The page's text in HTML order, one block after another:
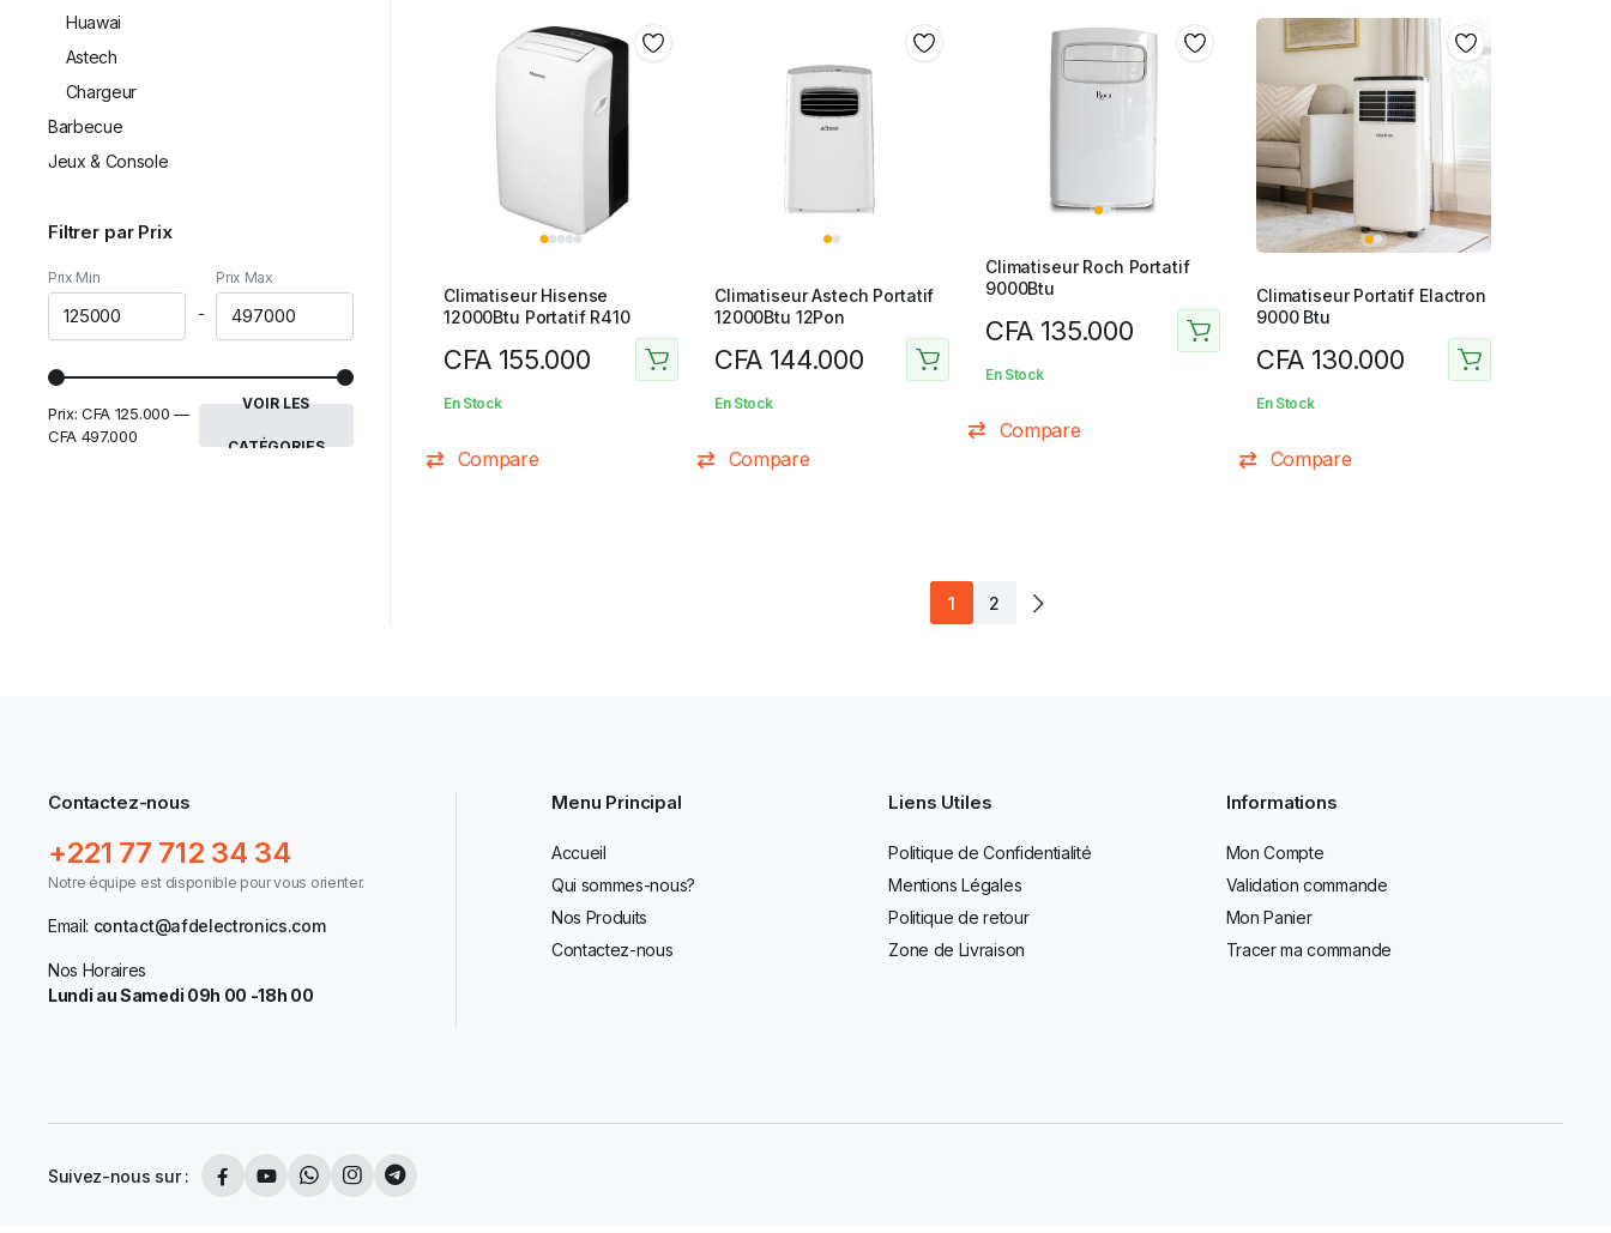
Climatiseur Hisense
12000Btu Portatif R410
CFA 155.000
En Stock
Compare
Climatiseur Astech Portatif
12000Btu 12Pon
CFA 144.000
En Stock
Compare
Climatiseur Roch Portatif
9000Btu
CFA 135.000
En Stock
Compare
Climatiseur Portatif Elactron
9000 Btu
CFA 130.000
En Stock
Compare
1 2
Huawai
⁠Astech
⁠Chargeur
Barbecue
Jeux & Console
Filtrer par Prix
Prix Min
-
Prix Max
VOIR LES
CATÉGORIES
Prix:CFA 125.000 —
CFA 497.000
Contactez-nous
+221 77 712 34 34
Notre équipe est disponible pour vous orienter.
Email: contact@afdelectronics.com
Nos Horaires
Lundi au Samedi 09h 00 -18h 00
Menu Principal
Accueil
Qui sommes-nous?
Nos Produits
Contactez-nous
Liens Utiles
Politique de Confidentialité
Mentions Légales
Politique de retour
Zone de Livraison
Informations
Mon Compte
Validation commande
Mon Panier
Tracer ma commande
Suivez-nous sur :